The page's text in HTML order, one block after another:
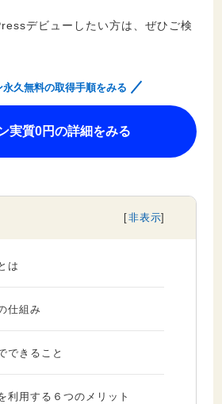
デビューしたい方は、ぜひご検
永久無料の取得手順をみる
実質0円の詳細をみる
は
仕組み
できること
利用する６つのメリット